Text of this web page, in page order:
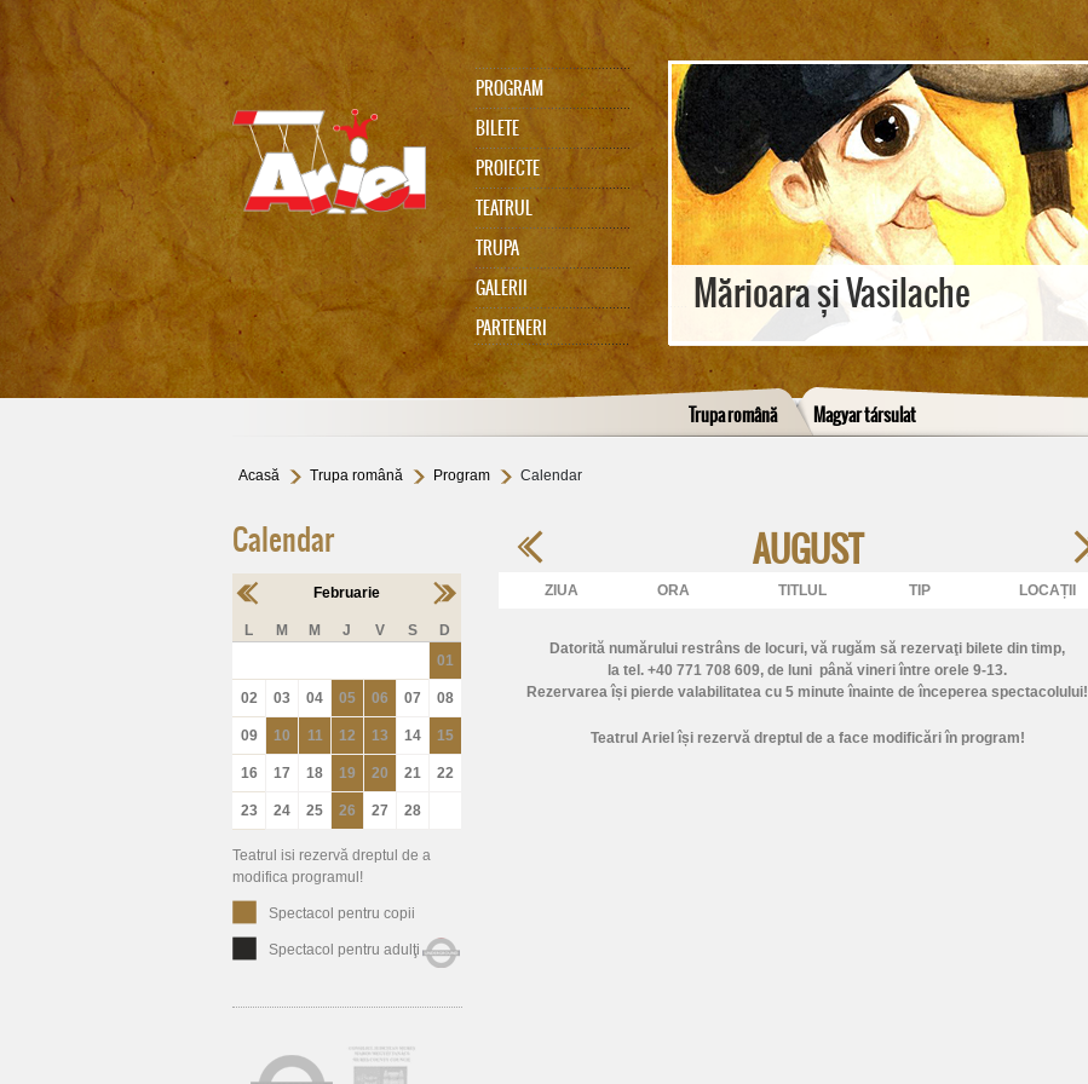
PROGRAM
BILETE
PROIECTE
TEATRUL
TRUPA
GALERII
PARTENERI
75
memoriam Gabi Cadariu
Mărioara și Vasilache
Trupa română Magyar társulat
Acasă Trupa română Program Calendar
Calendar
Februarie
L M M J V S
D
01
02 03 04 05 06 07 08
09 10 11 12 13 14 15
16 17 18 19 20 21 22
23 24 25 26 27 28
Teatrul isi rezervă dreptul de a
modifica programul!
Spectacol pentru copii
Spectacol pentru adulţi
AUGUST
ZIUA ORA TITLUL TIP LOCAȚII
Datorită numărului restrâns de locuri, vă rugăm să rezervaţi bilete din timp,
la tel. +40 771 708 609, de luni până vineri între orele 9-13.
Rezervarea își pierde valabilitatea cu 5 minute înainte de începerea spectacolului!
Teatrul Ariel își rezervă dreptul de a face modificări în program!